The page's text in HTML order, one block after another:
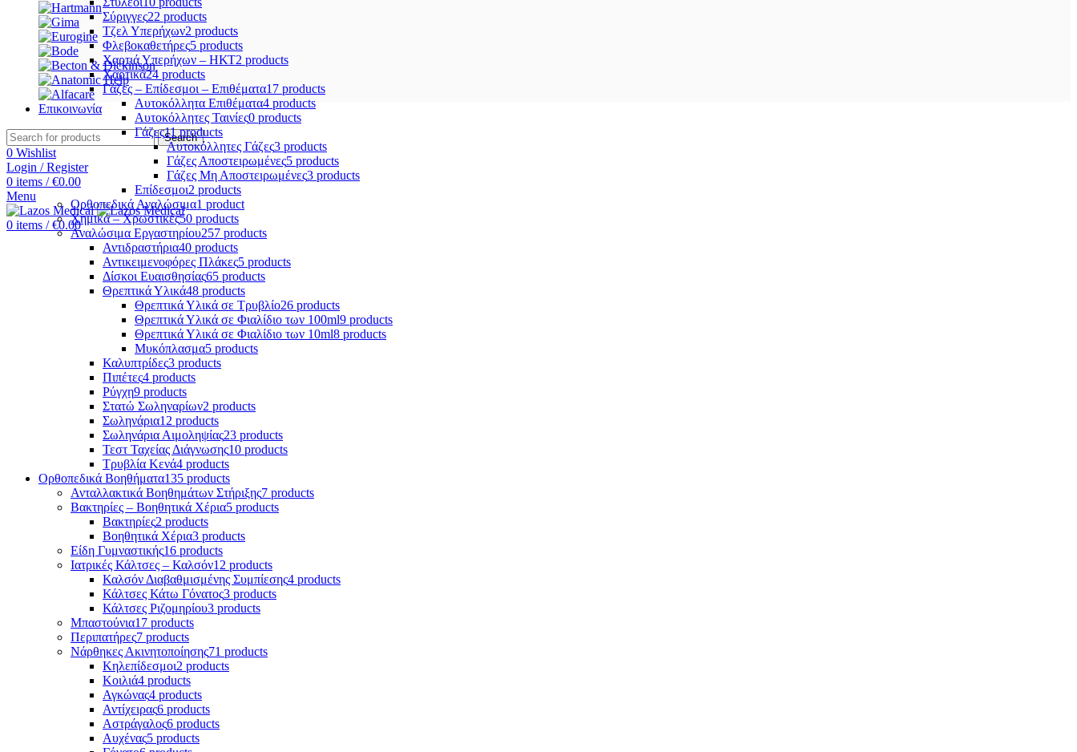
Επικοινωνία
Search
0 Wishlist
Login / Register
0 items / €0.00
Menu
0 items / €0.00
Σύριγγες22 products
Τζελ Υπερήχων2 products
Φλεβοκαθετήρες5 products
Χαρτιά Υπερήχων – ΗΚΤ2 products
Χαρτικά24 products
Γάζες – Επίδεσμοι – Επιθέματα17 products
Αυτοκόλλητα Επιθέματα4 products
Αυτοκόλλητες Ταινίες0 products
Γάζες11 products
Αυτοκόλλητες Γάζες3 products
Γάζες Αποστειρωμένες5 products
Γάζες Μη Αποστειρωμένες3 products
Επίδεσμοι2 products
Ορθοπεδικά Αναλώσιμα1 product
Χημικά – Χρωστικές50 products
Αναλώσιμα Εργαστηρίου257 products
Αντιδραστήρια40 products
Αντικειμενοφόρες Πλάκες5 products
Δίσκοι Ευαισθησίας65 products
Θρεπτικά Υλικά48 products
Θρεπτικά Υλικά σε Τρυβλίο26 products
Θρεπτικά Υλικά σε Φιαλίδιο των 100ml9 products
Θρεπτικά Υλικά σε Φιαλίδιο των 10ml8 products
Μυκόπλασμα5 products
Καλυπτρίδες3 products
Πιπέτες4 products
Ρύγχη9 products
Στατώ Σωληναρίων2 products
Σωληνάρια12 products
Σωληνάρια Αιμοληψίας23 products
Τεστ Ταχείας Διάγνωσης10 products
Τρυβλία Κενά4 products
Ορθοπεδικά Βοηθήματα135 products
Ανταλλακτικά Βοηθημάτων Στήριξης7 products
Βακτηρίες – Βοηθητικά Χέρια5 products
Βακτηρίες2 products
Βοηθητικά Χέρια3 products
Είδη Γυμναστικής16 products
Ιατρικές Κάλτσες – Καλσόν12 products
Καλσόν Διαβαθμισμένης Συμπίεσης4 products
Κάλτσες Κάτω Γόνατος3 products
Κάλτσες Ριζομηρίου3 products
Μπαστούνια17 products
Περιπατήρες7 products
Νάρθηκες Ακινητοποίησης71 products
Κηλεπίδεσμοι2 products
Κοιλιά4 products
Αγκώνας4 products
Αντίχειρας6 products
Αστράγαλος6 products
Αυχένας5 products